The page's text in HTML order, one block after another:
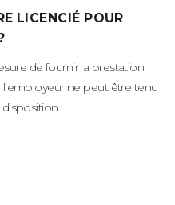
LICENCIÉ POUR
de fournir la prestation
l’employeur ne peut être tenu
disposition…